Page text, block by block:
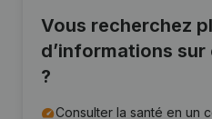
Vous recherchez
d’informations
?
Consulter la santé en un